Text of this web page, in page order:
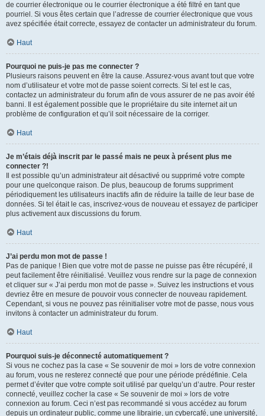
de courrier électronique ou le courrier électronique a été filtré en tant que
pourriel. Si vous êtes certain que l’adresse de courrier électronique que vous
avez spécifiée était correcte, essayez de contacter un administrateur du forum.
Haut
Pourquoi ne puis-je pas me connecter ?
Plusieurs raisons peuvent en être la cause. Assurez-vous avant tout que votre
nom d’utilisateur et votre mot de passe soient corrects. Si tel est le cas,
contactez un administrateur du forum afin de vous assurer de ne pas avoir été
banni. Il est également possible que le propriétaire du site internet ait un
problème de configuration et qu’il soit nécessaire de la corriger.
Haut
Je m’étais déjà inscrit par le passé mais ne peux à présent plus me
connecter ?!
Il est possible qu’un administrateur ait désactivé ou supprimé votre compte
pour une quelconque raison. De plus, beaucoup de forums suppriment
périodiquement les utilisateurs inactifs afin de réduire la taille de leur base de
données. Si tel était le cas, inscrivez-vous de nouveau et essayez de participer
plus activement aux discussions du forum.
Haut
J’ai perdu mon mot de passe !
Pas de panique ! Bien que votre mot de passe ne puisse pas être récupéré, il
peut facilement être réinitialisé. Veuillez vous rendre sur la page de connexion
et cliquer sur « J’ai perdu mon mot de passe ». Suivez les instructions et vous
devriez être en mesure de pouvoir vous connecter de nouveau rapidement.
Cependant, si vous ne pouvez pas réinitialiser votre mot de passe, nous vous
invitons à contacter un administrateur du forum.
Haut
Pourquoi suis-je déconnecté automatiquement ?
Si vous ne cochez pas la case « Se souvenir de moi » lors de votre connexion
au forum, vous ne resterez connecté que pour une période prédéfinie. Cela
permet d’éviter que votre compte soit utilisé par quelqu’un d’autre. Pour rester
connecté, veuillez cocher la case « Se souvenir de moi » lors de votre
connexion au forum. Ceci n’est pas recommandé si vous accédez au forum
depuis un ordinateur public, comme une librairie, un cybercafé, une université,